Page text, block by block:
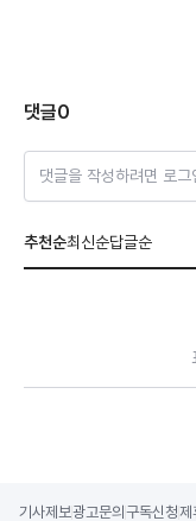
댓글0
댓글을 작성하려면 로그
추천순최신순답글순
기사제보광고문의 구독신청제